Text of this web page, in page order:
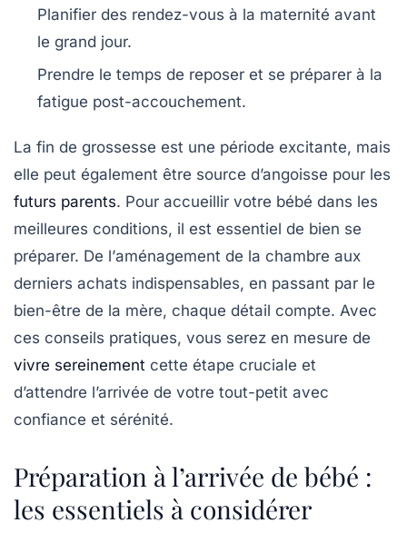
Planifier des rendez-vous à la maternité avant
le grand jour.
Prendre le temps de reposer et se préparer à la
fatigue post-accouchement.
La fin de grossesse est une période excitante, mais
elle peut également être source d’angoisse pour les
futurs parents. Pour accueillir votre bébé dans les
meilleures conditions, il est essentiel de bien se
préparer. De l’aménagement de la chambre aux
derniers achats indispensables, en passant par le
bien-être de la mère, chaque détail compte. Avec
ces conseils pratiques, vous serez en mesure de
vivre sereinement cette étape cruciale et
d’attendre l’arrivée de votre tout-petit avec
confiance et sérénité.
Préparation à l’arrivée de bébé :
les essentiels à considérer